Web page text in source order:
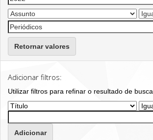
Retornar valores
Adicionar filtros:
Utilizar filtros para refinar o resultado de busca.